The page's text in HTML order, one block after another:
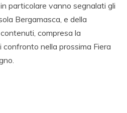
particolare vanno segnalati gli
Bergamasca, e della
compresa la
nella prossima Fiera